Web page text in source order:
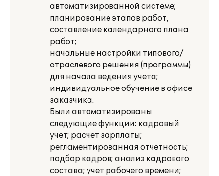
автоматизированной системе;
планирование этапов работ,
составление календарного плана
работ;
начальные настройки типового/
отраслевого решения (программы)
для начала ведения учета;
индивидуальное обучение в офисе
заказчика.
Были автоматизированы
следующие функции: кадровый
учет; расчет зарплаты;
регламентированная отчетность;
подбор кадров; анализ кадрового
состава; учет рабочего времени;